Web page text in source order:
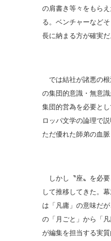
の肩書き等々をもら
る。ベンチャーなど
長に納まる方が確実
では結社が諸悪の
の集団的意識・無意
集団的営為を必要と
ロッパ文学の論理で
ただ優れた師弟の血
しかし〝座〟を必
して推移してきた。
は「凡庸」の意味だ
の「月ごと」から「
が編集を担当する実